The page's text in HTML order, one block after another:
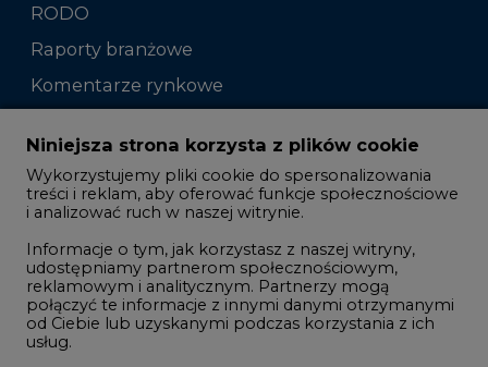
RODO
Raporty branżowe
Komentarze rynkowe
Zmiany kadrowe na rynku
Studio CIRE
Rozmowy o energetyce
Gospodarka
Geopolityka
LTE450
Niniejsza strona korzysta z plików cookie
Wykorzystujemy pliki cookie do spersonalizowania
treści i reklam, aby oferować funkcje społecznościowe
i analizować ruch w naszej witrynie.
Informacje o tym, jak korzystasz z naszej witryny,
udostępniamy partnerom społecznościowym,
reklamowym i analitycznym. Partnerzy mogą
połączyć te informacje z innymi danymi otrzymanymi
od Ciebie lub uzyskanymi podczas korzystania z ich
usług.